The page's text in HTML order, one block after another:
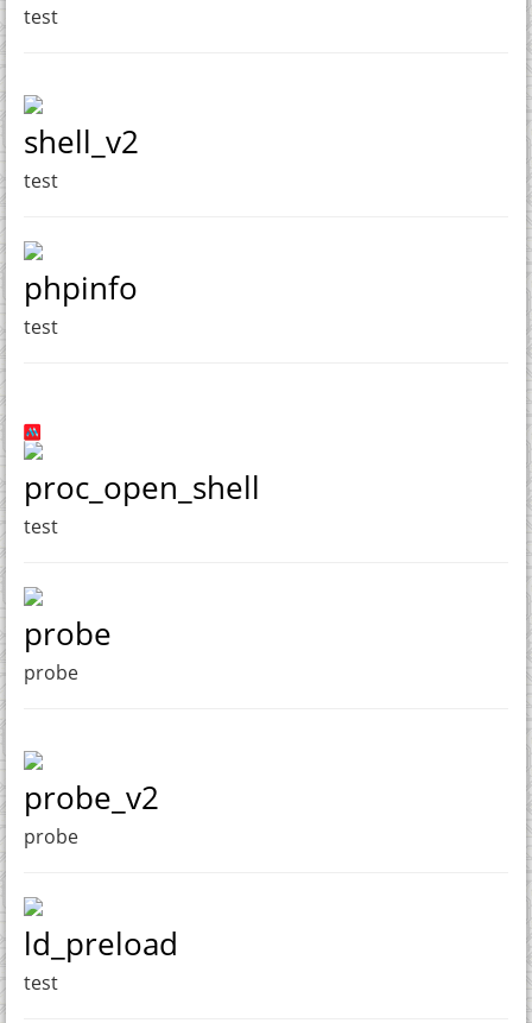
test
shell_v2
test
phpinfo
test
proc_open_shell
test
probe
probe
probe_v2
probe
ld_preload
test